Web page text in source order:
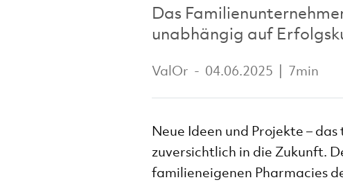
Das
unabhängig auf
ValOr - 04.06.2025 7min
Neue Ideen und Projekte –
zuversichtlich in die Zukunft.
familieneigenen Pharmacies